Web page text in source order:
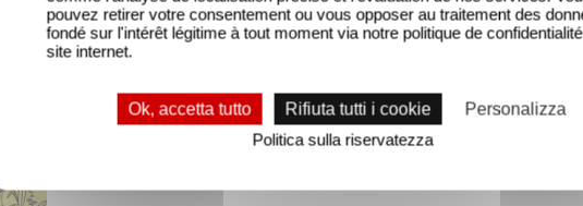
pouvez retirer votre consentement ou vous opposer au traitement des
fondé sur l'intérêt légitime à tout moment via notre politique de
site internet.
Ok, accetta tutto Rifiuta tutti i cookie
Personalizza
Politica sulla riservatezza